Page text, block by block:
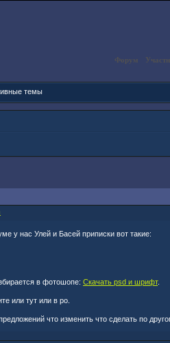
Форум
темы
у нас Улей и Басей приписки вот такие:
в фотошопе:Скачать psd и шрифт.
или тут или в ро.
что изменить что сделать по